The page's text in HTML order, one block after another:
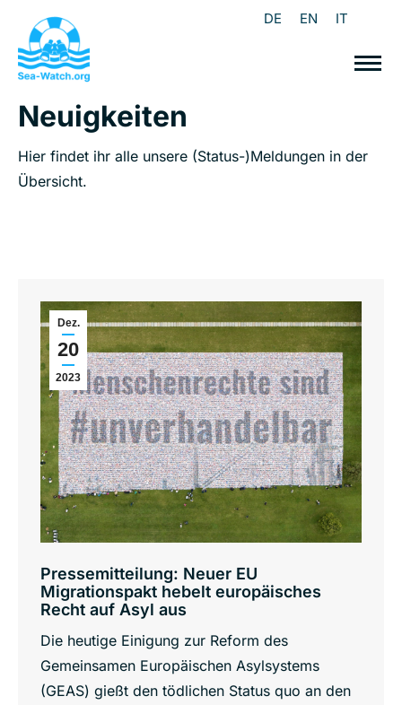
DE EN IT
Neuigkeiten
Hier findet ihr alle unsere (Status-)Meldungen in der
Übersicht.
Dez.
20
2023
Pressemitteilung: Neuer EU
Migrationspakt hebelt europäisches
Recht auf Asyl aus
Die heutige Einigung zur Reform des
Gemeinsamen Europäischen Asylsystems
(GEAS) gießt den tödlichen Status quo an den